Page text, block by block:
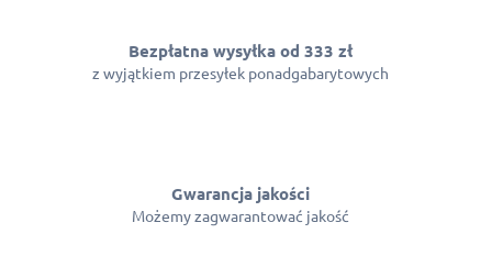
t
y
Bezpłatna wysyłka od 333 zł
z wyjątkiem przesyłek ponadgabarytowych
Gwarancja jakości
Możemy zagwarantować jakość